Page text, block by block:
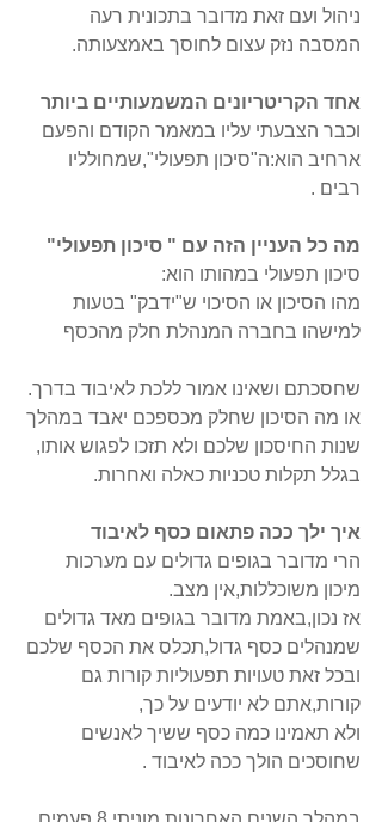
ניהול ועם זאת מדובר בתכונית רעה
המסבה נזק עצום לחוסך באמצעותה.
אחד הקריטריונים המשמעותיים ביותר
וכבר הצבעתי עליו במאמר הקודם והפעם
ארחיב הוא:ה"סיכון תפעולי",שמחולליו
רבים .
מה כל העניין הזה עם " סיכון תפעולי"
סיכון תפעולי במהותו הוא:
מהו הסיכון או הסיכוי ש"ידבק" בטעות
למישהו בחברה המנהלת חלק מהכסף
שחסכתם ושאינו אמור ללכת לאיבוד בדרך.
או מה הסיכון שחלק מכספכם יאבד במהלך
שנות החיסכון שלכם ולא תזכו לפגוש אותו,
בגלל תקלות טכניות כאלה ואחרות.
איך ילך ככה פתאום כסף לאיבוד
הרי מדובר בגופים גדולים עם מערכות
מיכון משוכללות,אין מצב.
אז נכון,באמת מדובר בגופים מאד גדולים
שמנהלים כסף גדול,תכלס את הכסף שלכם
ובכל זאת טעויות תפעוליות קורות גם
קורות,אתם לא יודעים על כך,
ולא תאמינו כמה כסף ששיך לאנשים
שחוסכים הולך ככה לאיבוד .